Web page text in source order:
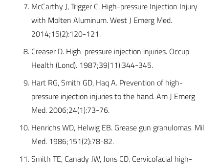
McCarthy J, Trigger C. High-pressure Injection Injury
with Molten Aluminum. West J Emerg Med.
2014;15(2):120-121.
Creaser D. High-pressure injection injuries. Occup
Health (Lond). 1987;39(11):344-345.
Hart RG, Smith GD, Haq A. Prevention of high-
pressure injection injuries to the hand. Am J Emerg
Med. 2006;24(1):73-76.
Henrichs WD, Helwig EB. Grease gun granulomas. Mil
Med. 1986;151(2):78-82.
Smith TE, Canady JW, Jons CD. Cervicofacial high-